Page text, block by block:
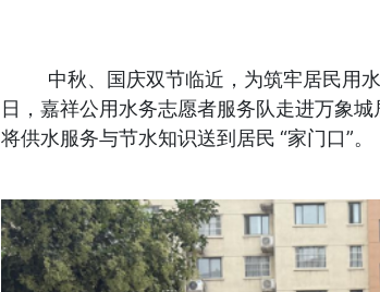
中秋、国庆双节临近，为筑牢居民用
日， 嘉祥公用水务志愿者服务队走进万象
将供水服务与节水知识送到居民 “家门口”。